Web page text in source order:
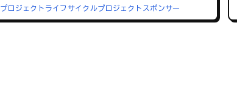
プロジェクトライフサイクルプロジェクトスポンサー